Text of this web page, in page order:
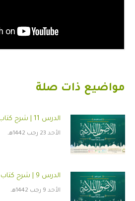
مواضيع ذات صلة
الدرس 11 | شرح كتاب الأصول الثلاثة
الأحد 23 رجب 1442هـ
الدرس 9 | شرح كتاب الأصول الثلاثة
الأحد 9 رجب 1442هـ